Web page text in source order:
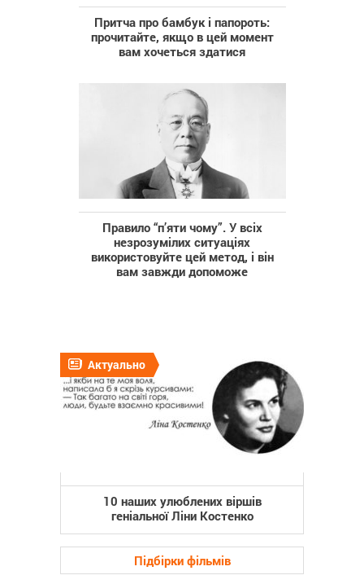
Притча про бамбук і папороть:
прочитайте, якщо в цей момент
вам хочеться здатися
Правило “п’яти чому”. У всіх
незрозумілих ситуаціях
використовуйте цей метод, і він
вам завжди допоможе
Актуально
10 наших улюблених віршів
геніальної Ліни Костенко
Підбірки фільмів